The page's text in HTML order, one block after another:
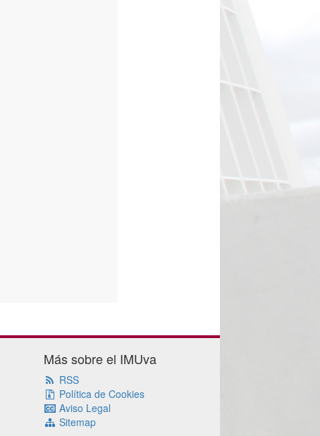
Más sobre el IMUva
RSS
Política de Cookies
Aviso Legal
Sitemap